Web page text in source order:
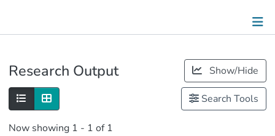
Research Output Show/Hide
Search Tools
Now showing 1 - 1 of 1